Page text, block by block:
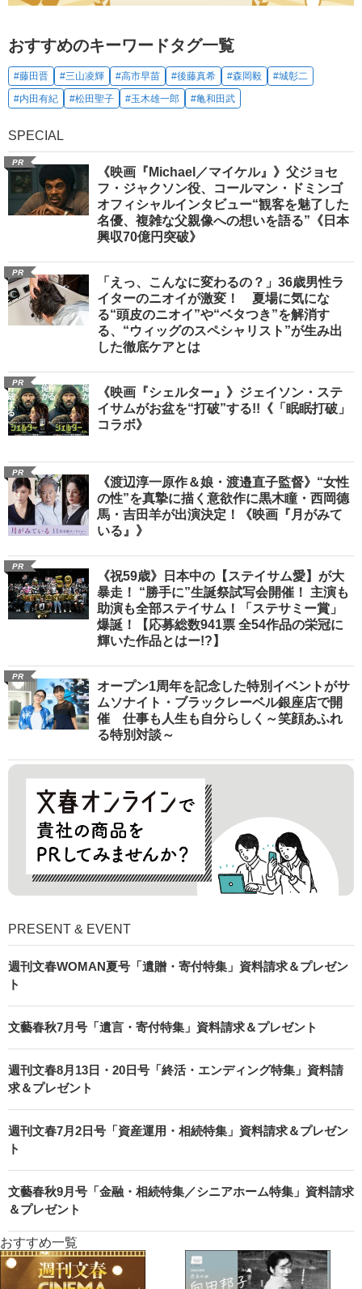
おすすめのキーワードタグ一覧
#藤田晋 #三山凌輝 #高市早苗 #後藤真希 #森岡毅
#城彰二
#内田有紀
#松田聖子 #玉木雄一郎 #亀和田武
SPECIAL
PR
《映画『Michael／マイケル』》父ジョセ
フ・ジャクソン役、コールマン・ドミンゴ
オフィシャルインタビュー“観客を魅了した
名優、複雑な父親像への想いを語る”《日本
興収70億円突破》
PR
「えっ、こんなに変わるの？」36歳男性ラ
イターのニオイが激変！ 夏場に気にな
る“頭皮のニオイ”や“ベタつき”を解消す
る、“ウィッグのスペシャリスト”が生み出
した徹底ケアとは
PR
《映画『シェルター』》ジェイソン・ステ
イサムがお盆を“打破”する!!《「眠眠打破」
コラボ》
PR
《渡辺淳一原作＆娘・渡邉直子監督》“女性
の性”を真摯に描く意欲作に黒木瞳・西岡德
馬・吉田羊が出演決定！《映画『月がみて
いる』》
PR
《祝59歳》日本中の【ステイサム愛】が大
暴走！ “勝手に”生誕祭試写会開催！ 主演も
助演も全部ステイサム！「ステサミー賞」
爆誕！【応募総数941票 全54作品の栄冠に
輝いた作品とはー!?】
PR
オープン1周年を記念した特別イベントがサ
ムソナイト・ブラックレーベル銀座店で開
催 仕事も人生も自分らしく～笑顔あふれ
る特別対談～
PRESENT & EVENT
週刊文春WOMAN夏号「遺贈・寄付特集」資料請求＆プレゼン
ト
文藝春秋7月号「遺言・寄付特集」資料請求＆プレゼント
週刊文春8月13日・20日号「終活・エンディング特集」資料請
求＆プレゼント
週刊文春7月2日号「資産運用・相続特集」資料請求＆プレゼン
ト
文藝春秋9月号「金融・相続特集／シニアホーム特集」資料請求
＆プレゼント
おすすめ一覧